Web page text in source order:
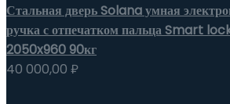
Стальная дверь Solana умная
ручка с отпечатком пальца Smart
2050x960 90кг
40 000,00 ₽